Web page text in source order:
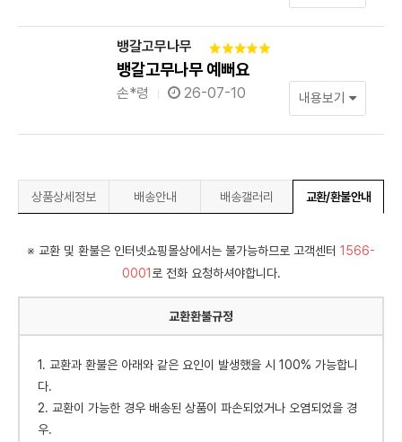
뱅갈고무나무
뱅갈고무나무 예뻐요
손*령 26-07-10 내용보기
상품상세정보 배송안내 배송갤러리 교환/환불안내
※ 교환 및 환불은 인터넷쇼핑몰상에서는 불가능하므로 고객센터 1566-
0001로 전화 요청하셔야합니다.
교환환불규정
1. 교환과 환불은 아래와 같은 요인이 발생했을 시 100% 가능합니
다.
2. 교환이 가능한 경우 배송된 상품이 파손되었거나 오염되었을 경
우.